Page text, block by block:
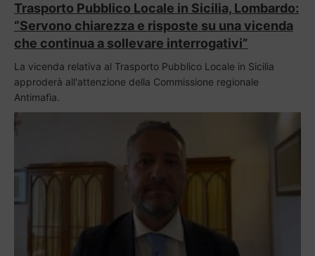
Trasporto Pubblico Locale in Sicilia, Lombardo:
“Servono chiarezza e risposte su una vicenda
che continua a sollevare interrogativi”
La vicenda relativa al Trasporto Pubblico Locale in Sicilia
approderà all'attenzione della Commissione regionale
Antimafia.